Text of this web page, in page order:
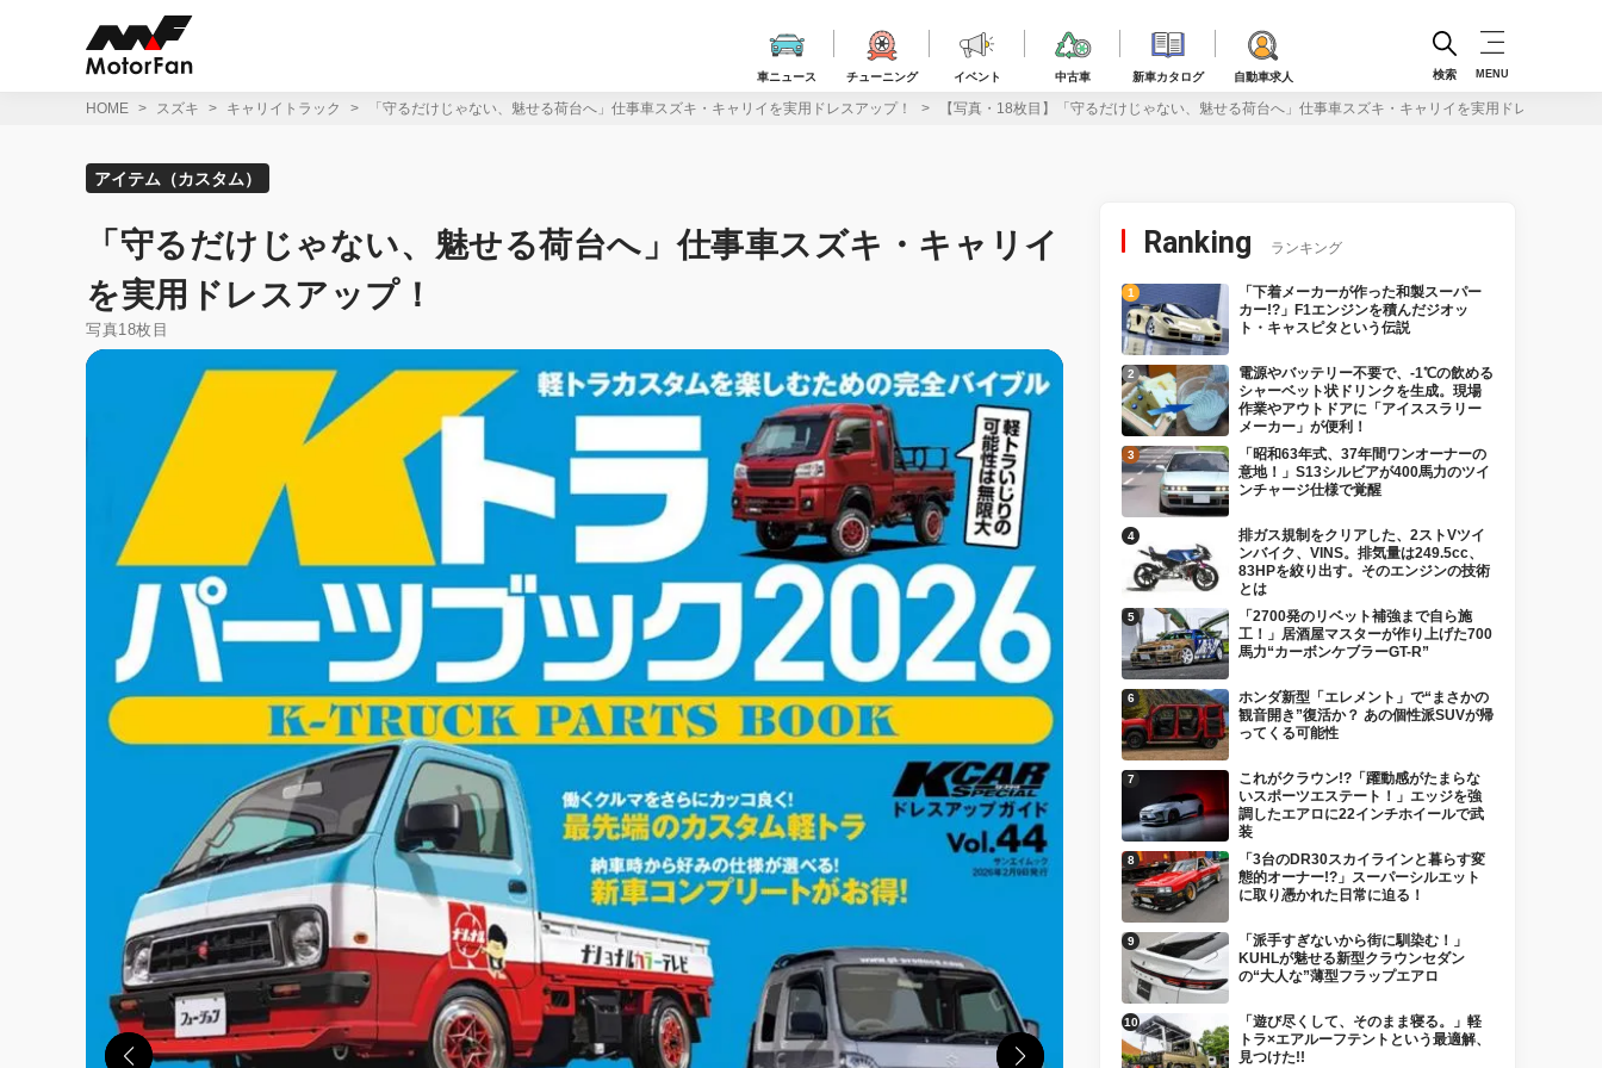
車ニュース チューニング イベント 中古車 新車カタログ 自動車求人 検索 MENU
HOME スズキ キャリイトラック 「守るだけじゃない、魅せる荷台へ」仕事車スズキ・キャリイを実用ドレスアップ！ 【写真・18枚目】「守るだけじゃない、魅せる荷台へ」仕事車スズキ・キャリイを実用ドレスアップ！
アイテム（カスタム）
「守るだけじゃない、魅せる荷台へ」仕事車スズキ・キャリイ
を実用ドレスアップ！
写真18枚目
Ranking ランキング
「下着メーカーが作った和製スーパー
カー!?」F1エンジンを積んだジオッ
ト・キャスピタという伝説
電源やバッテリー不要で、-1℃の飲める
シャーベット状ドリンクを生成。現場
作業やアウトドアに「アイススラリー
メーカー」が便利！
「昭和63年式、37年間ワンオーナーの
意地！」S13シルビアが400馬力のツイ
ンチャージ仕様で覚醒
排ガス規制をクリアした、2ストVツイ
ンバイク、VINS。排気量は249.5cc、
83HPを絞り出す。そのエンジンの技術
とは
「2700発のリベット補強まで自ら施
工！」居酒屋マスターが作り上げた700
馬力“カーボンケブラーGT-R”
ホンダ新型「エレメント」で“まさかの
観音開き”復活か？ あの個性派SUVが帰
ってくる可能性
これがクラウン!?「躍動感がたまらな
いスポーツエステート！」エッジを強
調したエアロに22インチホイールで武
装
「3台のDR30スカイラインと暮らす変
態的オーナー!?」スーパーシルエット
に取り憑かれた日常に迫る！
「派手すぎないから街に馴染む！」
KUHLが魅せる新型クラウンセダン
の“大人な”薄型フラップエアロ
「遊び尽くして、そのまま寝る。」軽
トラ×エアルーフテントという最適解、
見つけた!!